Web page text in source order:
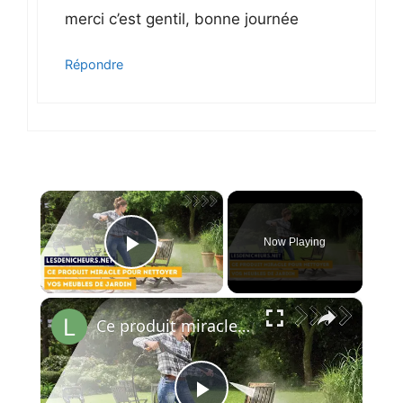
merci c’est gentil, bonne journée
Répondre
×
Play Video
Now Playing
×
Ce produit miracle pour nettoyer vos meubles de jardin - dites au revoir aux mousses et moisissures!